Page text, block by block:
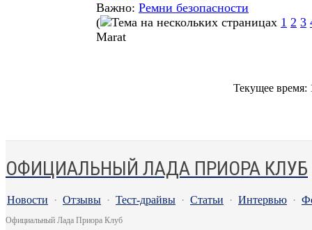
Важно: Ремни безопасности
(
1 2 3
Marat
Текущее время:
ОФИЦИАЛЬНЫЙ ЛАДА ПРИОРА КЛУБ
Новости · Отзывы · Тест-драйвы · Статьи · Интервью ·
Официальный Лада Приора Клуб